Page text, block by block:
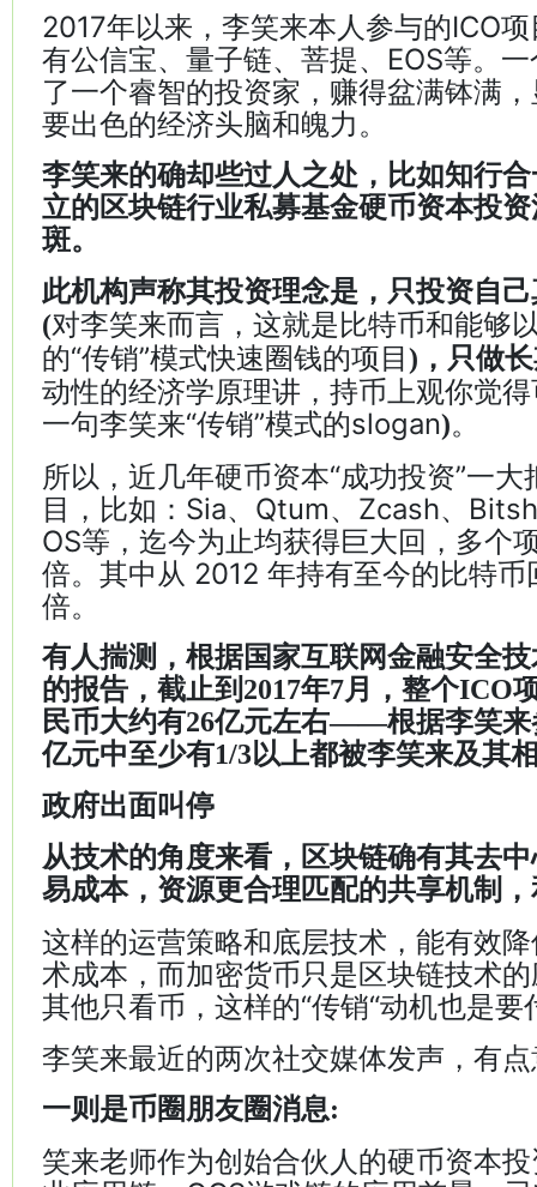
2017年以来，李笑来本人参与的ICO
有公信宝、量子链、菩提、EOS等。
了一个睿智的投资家，赚得盆满钵满
要出色的经济头脑和魄力。
李笑来的确却些过人之处，比如知行
立的区块链行业私募基金硬币资本投
斑。
此机构声称其投资理念是，只投资自
(对李笑来而言，这就是比特币和能够
的“传销”模式快速圈钱的项目)，只做
动性的经济学原理讲，持币上观你觉
一句李笑来“传销”模式的slogan)。
所以，近几年硬币资本“成功投资”一
目，比如：Sia、Qtum、Zcash、
OS等，迄今为止均获得巨大回，多个
倍。其中从 2012 年持有至今的比特
倍。
有人揣测，根据国家互联网金融安全
的报告，截止到2017年7月，整个ICO
民币大约有26亿元左右——根据李笑来
亿元中至少有1/3以上都被李笑来及其
政府出面叫停
从技术的角度来看，区块链确有其去
易成本，资源更合理匹配的共享机制
这样的运营策略和底层技术，能有效
术成本，而加密货币只是区块链技术
其他只看币，这样的“传销“动机也是要
李笑来最近的两次社交媒体发声，有
一则是币圈朋友圈消息:
笑来老师作为创始合伙人的硬币资本